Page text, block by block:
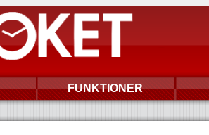
FUNKTIONER